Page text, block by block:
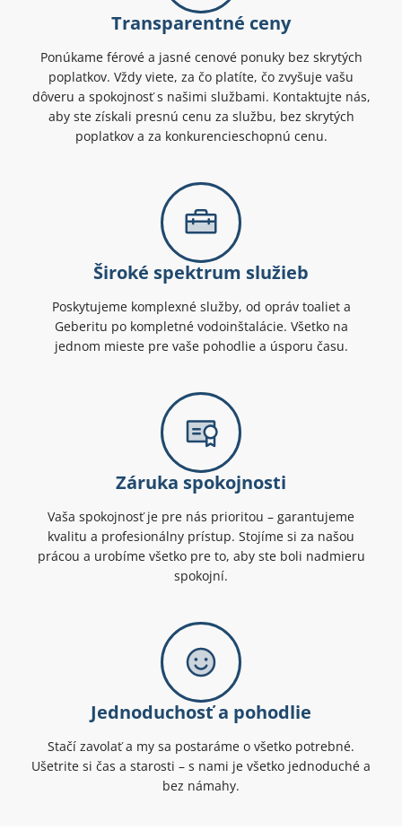
Transparentné ceny
Ponúkame férové a jasné cenové ponuky bez skrytých
poplatkov. Vždy viete, za čo platíte, čo zvyšuje vašu
dôveru a spokojnosť s našimi službami. Kontaktujte nás,
aby ste získali presnú cenu za službu, bez skrytých
poplatkov a za konkurencieschopnú cenu.
Široké spektrum služieb
Poskytujeme komplexné služby, od opráv toaliet a
Geberitu po kompletné vodoinštalácie. Všetko na
jednom mieste pre vaše pohodlie a úsporu času.
Záruka spokojnosti
Vaša spokojnosť je pre nás prioritou – garantujeme
kvalitu a profesionálny prístup. Stojíme si za našou
prácou a urobíme všetko pre to, aby ste boli nadmieru
spokojní.
Jednoduchosť a pohodlie
Stačí zavolať a my sa postaráme o všetko potrebné.
Ušetrite si čas a starosti – s nami je všetko jednoduché a
bez námahy.